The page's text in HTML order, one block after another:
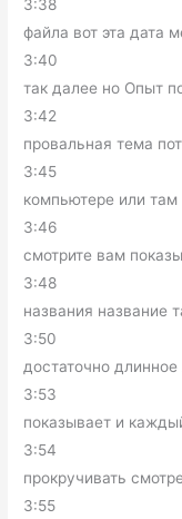
3:38
файла вот эта дата
3:40
так далее но Опыт
3:42
провальная тема
3:45
компьютере или там
3:46
смотрите вам
3:48
названия название
3:50
достаточно
3:53
показывает и
3:54
прокручивать
3:55